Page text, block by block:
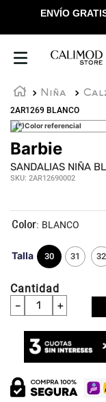
ENVÍO
Niña
2AR1269 BLANCO
(*)Color referencial
Barbie
SANDALIAS NIÑA
SKU: 2AR12690002
Talla 30 31 32
: BLANCO
Cantidad
＋
－